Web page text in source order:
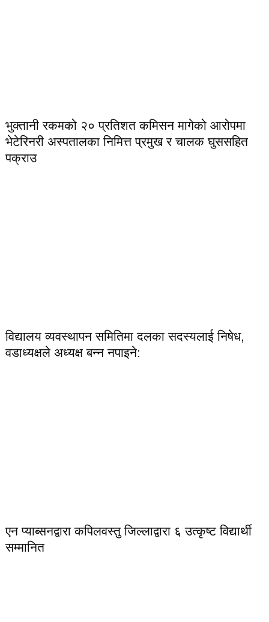
भुक्तानी रकमको २० प्रतिशत कमिसन मागेको आरोपमा
भेटेरिनरी अस्पतालका निमित्त प्रमुख र चालक घुससहित
पक्राउ
विद्यालय व्यवस्थापन समितिमा दलका सदस्यलाई निषेध,
वडाध्यक्षले अध्यक्ष बन्न नपाइने:
एन प्याब्सनद्वारा कपिलवस्तु जिल्लाद्वारा ६ उत्कृष्ट विद्यार्थी
सम्मानित